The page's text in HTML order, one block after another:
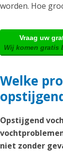
worden. Hoe
Vraag uw
Wij komen gratis
Welke
Opstijgend
niet zonder